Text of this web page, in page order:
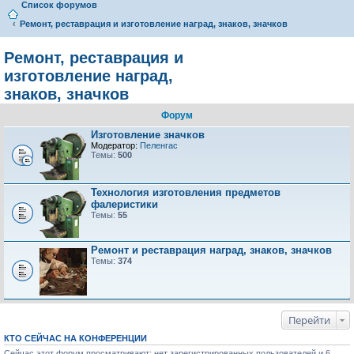
Список форумов
Ремонт, реставрация и изготовление наград, знаков, значков
Ремонт, реставрация и
изготовление наград,
знаков, значков
Форум
Изготовление значков
Модератор: Пеленгас
Темы: 500
Технология изготовления предметов
фалеристики
Темы: 55
Ремонт и реставрация наград, знаков, значков
Темы: 374
Перейти
КТО СЕЙЧАС НА КОНФЕРЕНЦИИ